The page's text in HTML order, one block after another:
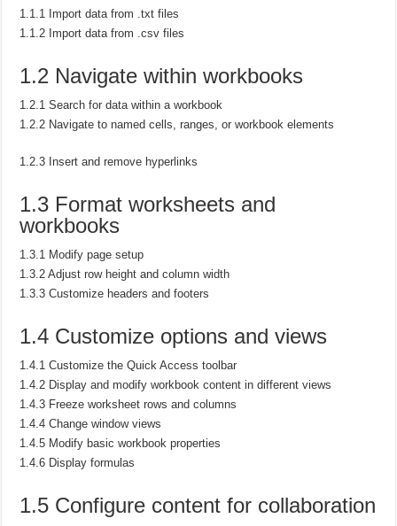
1.1.1 Import data from .txt files
1.1.2 Import data from .csv files
1.2 Navigate within workbooks
1.2.1 Search for data within a workbook
1.2.2 Navigate to named cells, ranges, or workbook elements
1.2.3 Insert and remove hyperlinks
1.3 Format worksheets and
workbooks
1.3.1 Modify page setup
1.3.2 Adjust row height and column width
1.3.3 Customize headers and footers
1.4 Customize options and views
1.4.1 Customize the Quick Access toolbar
1.4.2 Display and modify workbook content in different views
1.4.3 Freeze worksheet rows and columns
1.4.4 Change window views
1.4.5 Modify basic workbook properties
1.4.6 Display formulas
1.5 Configure content for collaboration